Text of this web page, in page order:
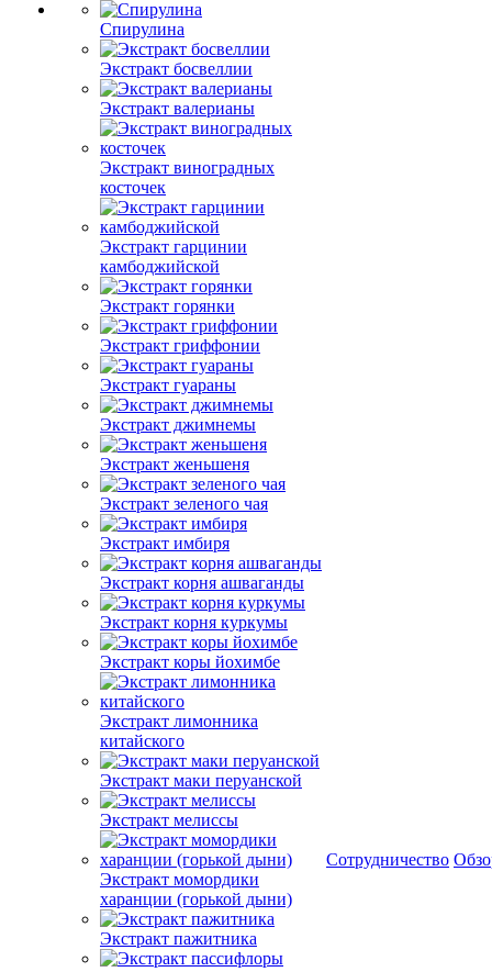
Спирулина
Экстракт босвеллии
Экстракт валерианы
Экстракт виноградных
косточек
Экстракт гарцинии
камбоджийской
Экстракт горянки
Экстракт гриффонии
Экстракт гуараны
Экстракт джимнемы
Экстракт женьшеня
Экстракт зеленого чая
Экстракт имбиря
Экстракт корня ашваганды
Экстракт корня куркумы
Экстракт коры йохимбе
Экстракт лимонника
китайского
Экстракт маки перуанской
Экстракт мелиссы
Экстракт момордики
харанции (горькой дыни)
Экстракт пажитника
Сотрудничество